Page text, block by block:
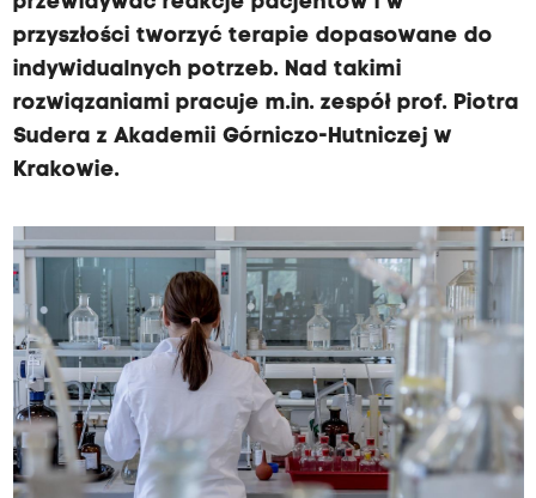
przyszłości tworzyć terapie dopasowane do
indywidualnych potrzeb. Nad takimi
rozwiązaniami pracuje m.in. zespół prof. Piotra
Sudera z Akademii Górniczo-Hutniczej w
Krakowie.